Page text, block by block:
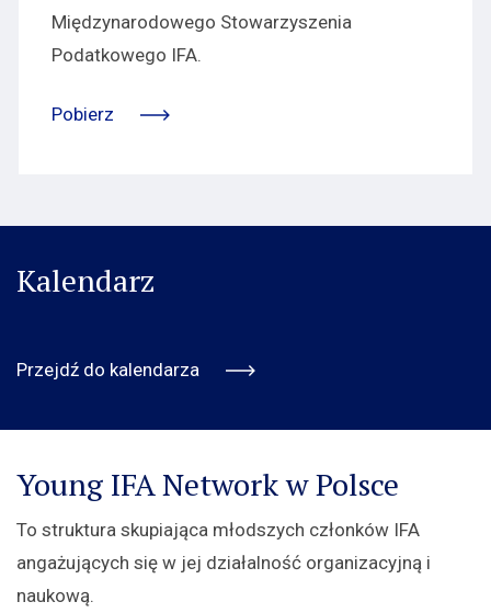
Międzynarodowego Stowarzyszenia
Podatkowego IFA.
Pobierz
Kalendarz
Przejdź do kalendarza
Young IFA Network w Polsce
To struktura skupiająca młodszych członków IFA
angażujących się w jej działalność organizacyjną i
naukową.